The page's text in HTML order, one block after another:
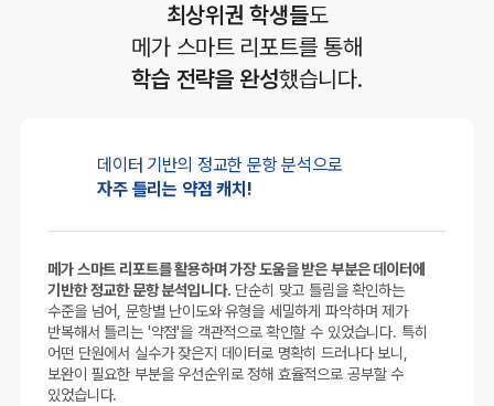
최상위권 학생들도
메가 스마트 리포트를 통해
학습 전략을 완성했습니다.
데이터 기반의 정교한 문항 분석으로
자주 틀리는 약점 캐치!
메가 스마트 리포트를 활용하며 가장 도움을 받은 부분은 데이터에
기반한 정교한 문항 분석입니다. 단순히 맞고 틀림을 확인하는
수준을 넘어, 문항별 난이도와 유형을 세밀하게 파악하며 제가
반복해서 틀리는 '약점'을 객관적으로 확인할 수 있었습니다. 특히
어떤 단원에서 실수가 잦은지 데이터로 명확히 드러나다 보니,
보완이 필요한 부분을 우선순위로 정해 효율적으로 공부할 수
있었습니다.